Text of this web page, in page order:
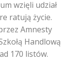
wzięli udział
ratują życie.
Amnesty
Handlową
170 listów.